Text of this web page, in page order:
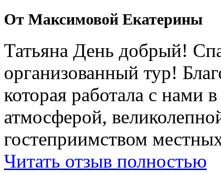
От Максимовой Екатерины
Татьяна День добрый!
организованный тур!
которая работала с нами
атмосферой,
гостеприимством
Читать отзыв полностью